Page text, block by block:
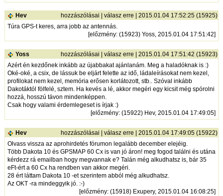
Hev hozzászólásai válasz erre | 2015.01.04 17:52:25 (15925)
Túra GPS-t keres, arra jobb az antennás.
[előzmény: (15923) Yoss, 2015.01.04 17:51:42]
Yoss hozzászólásai válasz erre | 2015.01.04 17:51:42 (15923)
Azért én kezdőnek inkább az újabbakat ajánlanám. Meg a haladóknak is :)
Oké-oké, a csix, de lássuk be eljárt felette az idő, ládaleírásokat nem kezel,
profilokat nem kezel, memória erősen korlátozott, stb.. Szóval inkább
Dakotáktól fölfelé, sztem. Ha kevés a lé, akkor megéri egy kicsit még spórolni
hozzá, hosszú távon mindenképpen.
Csak hogy valami érdemlegeset is írjak :)
[előzmény: (15922) Hev, 2015.01.04 17:49:05]
Hev hozzászólásai válasz erre | 2015.01.04 17:49:05 (15922)
Olvass vissza az aprohirdetés fórumon legalább december elejéig.
Több Dakota 10 és GPSMAP 60 Cx is van jó áron! meg fogod találni és utána
kérdezz rá emailban hogy megvannak e? Talán még alkudhatsz is, bár 35
eFt-ért a 60 Cx ha rendben van akkor megéri.
28 ért láttam Dakota 10 -et szerintem abból még alkudhatsz.
Az OKT -ra mindeggyik jó. :-)
[előzmény: (15918) Exupery, 2015.01.04 16:08:25]